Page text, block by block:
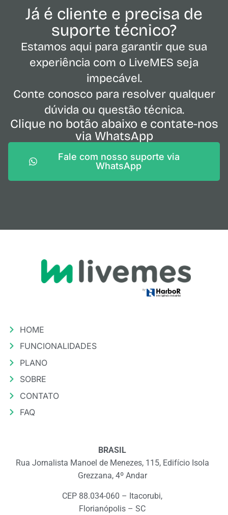
Já é cliente e precisa de
suporte técnico?
Estamos aqui para garantir que sua
experiência com o LiveMES seja
impecável.
Conte conosco para resolver qualquer
dúvida ou questão técnica.
Clique no botão abaixo e contate-nos
via WhatsApp
Fale com nosso suporte via
WhatsApp
HOME
FUNCIONALIDADES
PLANO
SOBRE
CONTATO
FAQ
BRASIL
Rua Jornalista Manoel de Menezes, 115, Edifício Isola
Grezzana, 4º Andar
CEP 88.034-060 – Itacorubi,
Florianópolis – SC